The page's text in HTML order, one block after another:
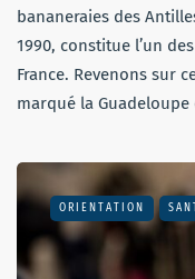
bananeraies des
1990, constitue l’un
France. Revenons sur
marqué la
ORIENTATION